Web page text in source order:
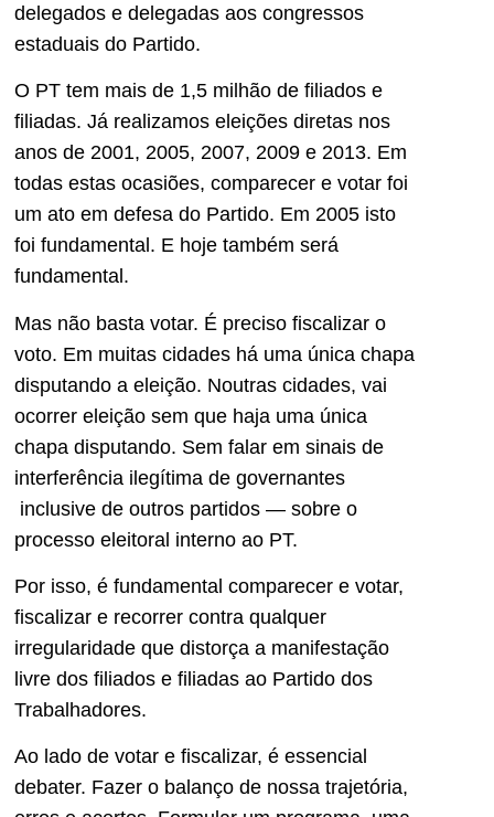
delegados e delegadas aos congressos
estaduais do Partido.
O PT tem mais de 1,5 milhão de filiados e
filiadas. Já realizamos eleições diretas nos
anos de 2001, 2005, 2007, 2009 e 2013. Em
todas estas ocasiões, comparecer e votar foi
um ato em defesa do Partido. Em 2005 isto
foi fundamental. E hoje também será
fundamental.
Mas não basta votar. É preciso fiscalizar o
voto. Em muitas cidades há uma única chapa
disputando a eleição. Noutras cidades, vai
ocorrer eleição sem que haja uma única
chapa disputando. Sem falar em sinais de
interferência ilegítima de governantes
inclusive de outros partidos — sobre o
processo eleitoral interno ao PT.
Por isso, é fundamental comparecer e votar,
fiscalizar e recorrer contra qualquer
irregularidade que distorça a manifestação
livre dos filiados e filiadas ao Partido dos
Trabalhadores.
Ao lado de votar e fiscalizar, é essencial
debater. Fazer o balanço de nossa trajetória,